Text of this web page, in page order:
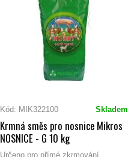
Kód: MIK322100 Skladem
Krmná směs pro nosnice Mikros
NOSNICE - G 10 kg
Určeno pro přímé zkrmování